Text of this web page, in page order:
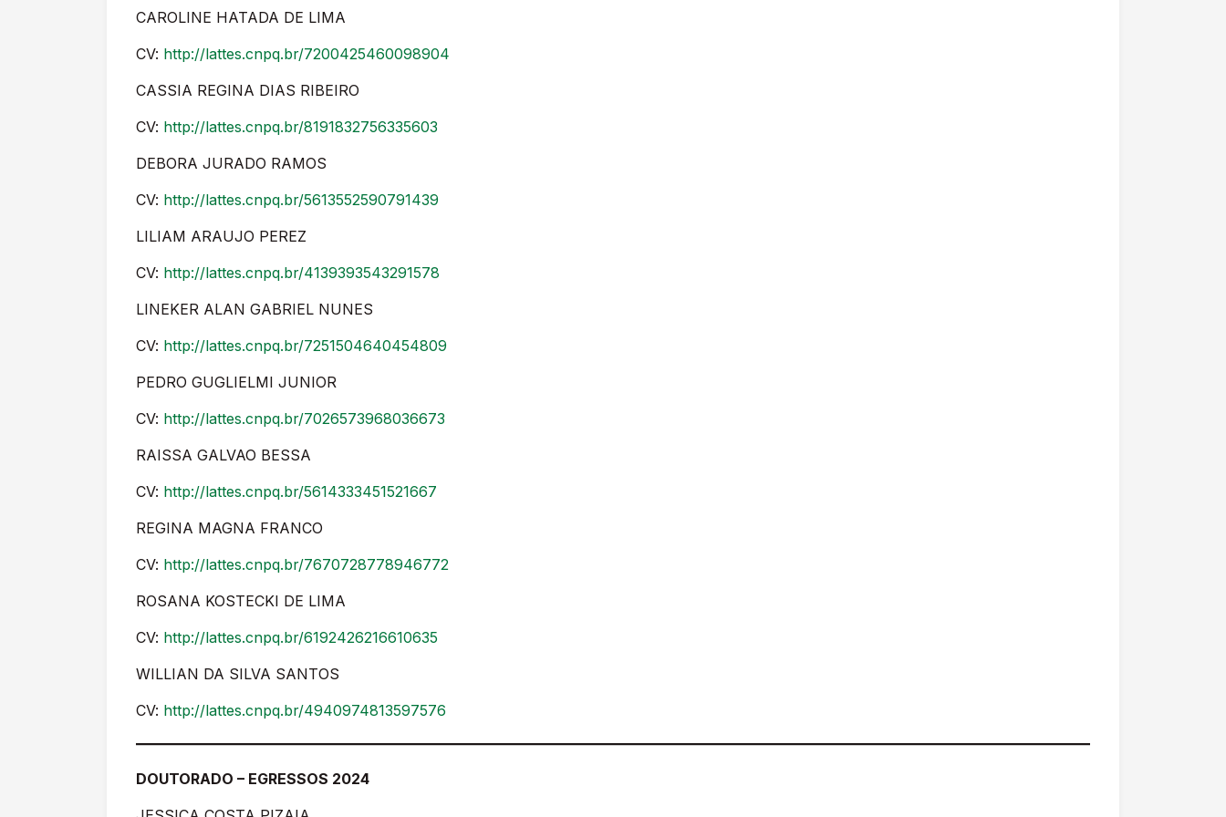
CAROLINE HATADA DE LIMA
CV: http://lattes.cnpq.br/7200425460098904
CASSIA REGINA DIAS RIBEIRO
CV: http://lattes.cnpq.br/8191832756335603
DEBORA JURADO RAMOS
CV: http://lattes.cnpq.br/5613552590791439
LILIAM ARAUJO PEREZ
CV: http://lattes.cnpq.br/4139393543291578
LINEKER ALAN GABRIEL NUNES
CV: http://lattes.cnpq.br/7251504640454809
PEDRO GUGLIELMI JUNIOR
CV: http://lattes.cnpq.br/7026573968036673
RAISSA GALVAO BESSA
CV: http://lattes.cnpq.br/5614333451521667
REGINA MAGNA FRANCO
CV: http://lattes.cnpq.br/7670728778946772
ROSANA KOSTECKI DE LIMA
CV: http://lattes.cnpq.br/6192426216610635
WILLIAN DA SILVA SANTOS
CV: http://lattes.cnpq.br/4940974813597576
DOUTORADO – EGRESSOS 2024